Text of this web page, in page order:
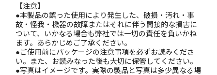
【注意】
●本製品の誤った使用により発生した、破損・汚れ・事
故・怪我・機器の故障またはそれに伴う間接的な損害に
ついて、いかなる場合も弊社では一切の責任を負いかね
ます。あらかじめご了承ください。
●ご使用前にパッケージの注意事項を必ずお読みくださ
い。また、お読みなった後も大切に保管してください。
●写真はイメージです。実際の製品と写真は多少異なる場